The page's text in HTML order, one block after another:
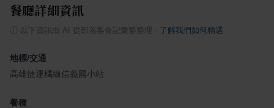
餐廳詳細資訊
ⓘ 以下資訊由 AI 從部落客食記彙整整理 了解我們如何精選
地標/交通
高雄捷運橘線信義國小站
餐種